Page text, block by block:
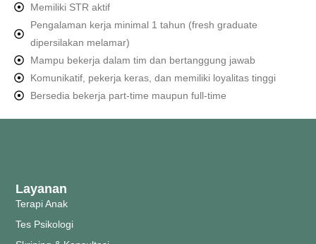
Memiliki STR aktif
Pengalaman kerja minimal 1 tahun (fresh graduate
dipersilakan melamar)
Mampu bekerja dalam tim dan bertanggung jawab
Komunikatif, pekerja keras, dan memiliki loyalitas tinggi
Bersedia bekerja part-time maupun full-time
Layanan
Terapi Anak
Tes Psikologi